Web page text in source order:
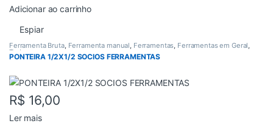
Adicionar ao carrinho
Espiar
Ferramenta Bruta, Ferramenta manual, Ferramentas, Ferramentas em Geral,
Todos
PONTEIRA 1/2X1/2 SOCIOS FERRAMENTAS
R$ 16,00
Ler mais